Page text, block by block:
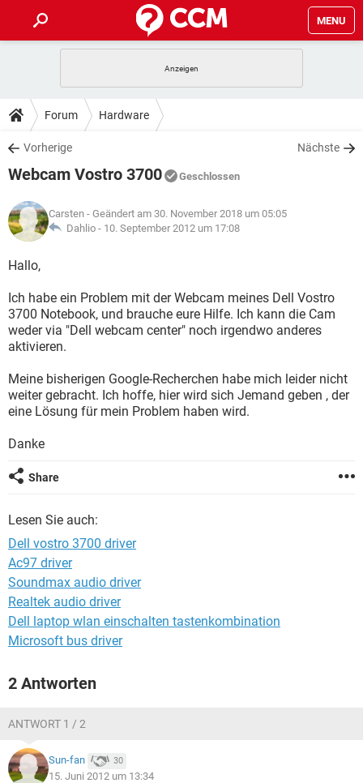
MENU
ANDROID
WINDOWS 10
WHATSAPP TIKTOK
FACEBOOK
TIPPS & TRICKS
SPIELE
WHATSAPP TIKTOK
FACEBOOK
DOWNLOADS
SPIELE STREAMING
ANDROID
WINDOWS 10 INSTAGRAM
WHATSAPP
SPIELE STREAMING
ANDROID
WINDOWS 10
WHATSAPP TIKTOK
FACEBOOK HARDWARE
LEXIKON
SPIELE
WINDOWS 10 INSTAGRAM
WHATSAPP
Forum Hardware
Vorherige Nächste
Webcam Vostro 3700 Geschlossen
Carsten - Geändert am 30. November 2018 um 05:05
Dahlio - 10. September 2012 um 17:08
Hallo,
Ich habe ein Problem mit der Webcam meines Dell Vostro
3700 Notebook, und brauche eure Hilfe. Ich kann die Cam
weder via "Dell webcam center" noch irgendwo anderes
aktivieren.
Meine bisherigen Google-Recherchen habe mich leider nicht
weiter gebracht. Ich hoffe, hier wird sich Jemand geben , der
eine Lösung für mein Problem haben wird.
Danke
Share
Lesen Sie auch:
Dell vostro 3700 driver
Ac97 driver
Soundmax audio driver
Realtek audio driver
Dell laptop wlan einschalten tastenkombination
Microsoft bus driver
2 Antworten
ANTWORT 1 / 2
Sun-fan 30
15. Juni 2012 um 13:34